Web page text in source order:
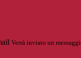
Verrà inviato un